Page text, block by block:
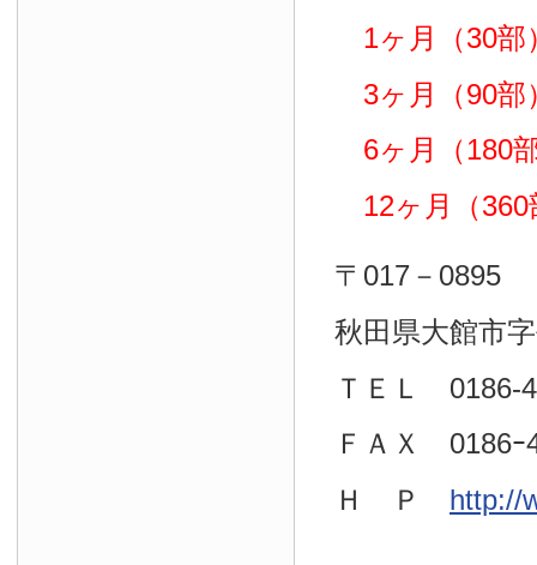
1ヶ月（30
3ヶ月（90
6ヶ月（180
12ヶ月（
〒017－0895
秋田県大館市
ＴＥＬ 0186-
ＦＡＸ 0186ｰ
Ｈ Ｐ http://